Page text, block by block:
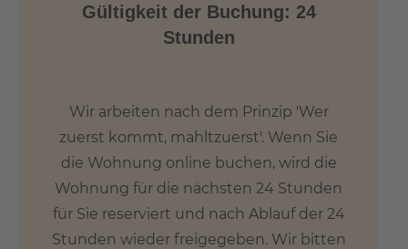
Gültigkeit der Buchung: 24
Stunden
Wir arbeiten nach dem Prinzip 'Wer
zuerst kommt, mahltzuerst'. Wenn Sie
die Wohnung online buchen, wird die
Wohnung für die nächsten 24 Stunden
für Sie reserviert und nach Ablauf der 24
Stunden wieder freigegeben. Wir bitten